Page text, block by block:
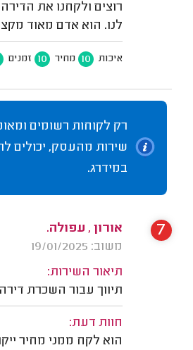
רוצים ולקחנו את
לנו. הוא אדם מאוד
איכות 10 מחיר 10 זמנים
רק לקוחות רשומים
שירות מהעסק, יכולים
במידרג.
אורון , עפולה.
משוב: 19/01/2025
תיאור השירות:
תיווך עבור השכרת
חוות דעת:
הוא לקח ממני מחיר
7